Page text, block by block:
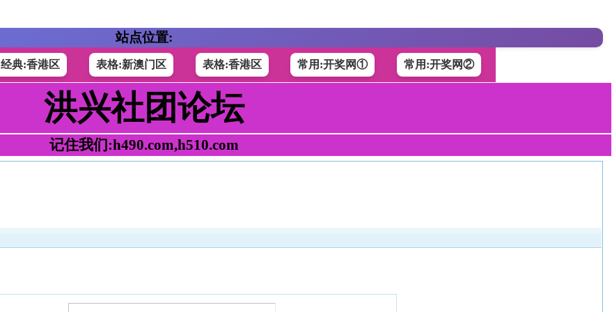
站点位置:
经典:香港区 表格:新澳门区 表格:香港区 常用:开奖网① 常用:开奖网②
洪兴社团论坛
记住我们:h490.com,h510.com